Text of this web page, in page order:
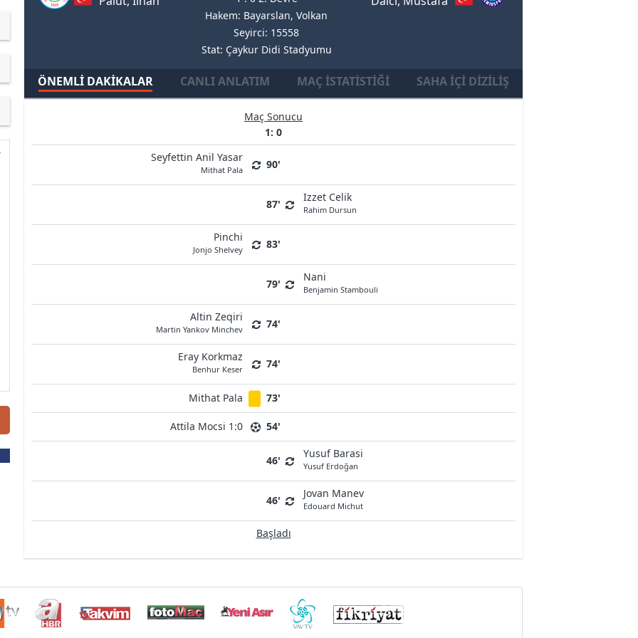
Hakem: Bayarslan, Volkan
Seyirci: 15558
Stat: Çaykur Didi Stadyumu
ÖNEMLI DAKIKALAR CANLI ANLATIM MAÇ İSTATISTIĞI SAHA İÇI DIZILIŞ
Maç Sonucu
1: 0
Seyfettin Anil Yasar
Mithat Pala 90'
87'
Izzet Celik
Rahim Dursun
Pinchi
Jonjo Shelvey 83'
79'
Nani
Benjamin Stambouli
Altin Zeqiri
Martin Yankov Minchev 74'
Eray Korkmaz
Benhur Keser 74'
Mithat Pala 73'
Attila Mocsi 1:0 54'
46'
Yusuf Barasi
Yusuf Erdoğan
46'
Jovan Manev
Edouard Michut
Başladı